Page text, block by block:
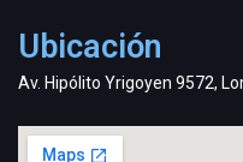
Ubicación
Av. Hipólito Yrigoyen 9572,